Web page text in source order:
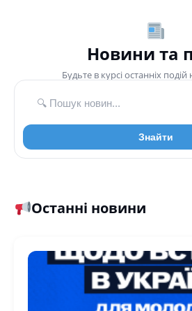
Новини та
Будьте в курсі останніх
Знайти
Останні новини